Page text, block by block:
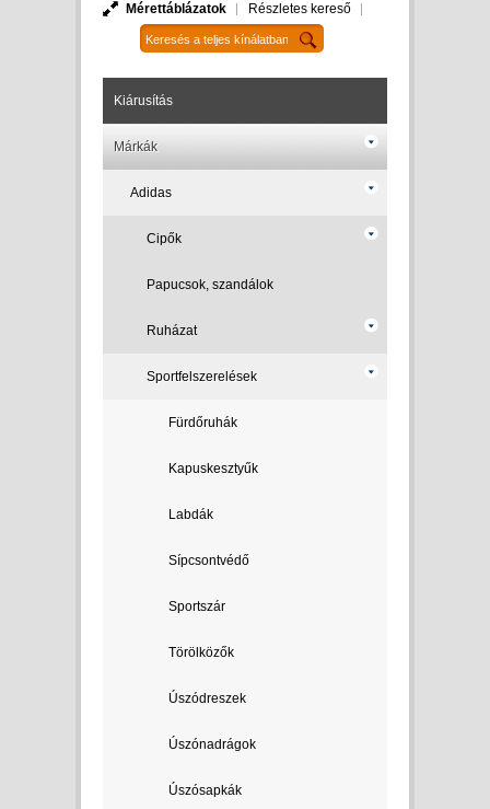
Mérettáblázatok Részletes kereső
Kiárusítás
Márkák
Adidas
Cipők
Papucsok, szandálok
Ruházat
Sportfelszerelések
Fürdőruhák
Kapuskesztyűk
Labdák
Sípcsontvédő
Sportszár
Törölközők
Úszódreszek
Úszónadrágok
Úszósapkák